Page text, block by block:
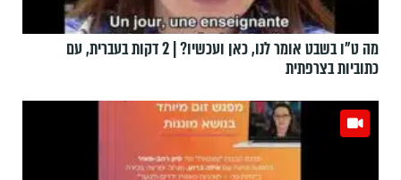
מה ט"ו בשבט אומר לנו, כאן ועכשיו? | 2 דקות בעברית, עם
כתוביות בצרפתית